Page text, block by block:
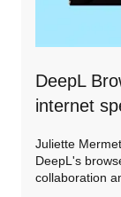
DeepL
internet
Juliette
DeepL's
collaboration